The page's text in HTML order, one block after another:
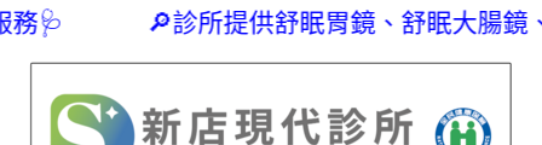
🔎診所提供舒眠胃鏡、舒眠大腸鏡、腹